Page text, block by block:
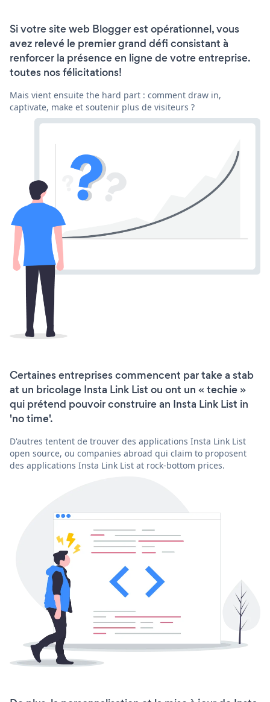
Si votre site web Blogger est opérationnel, vous
avez relevé le premier grand défi consistant à
renforcer la présence en ligne de votre entreprise.
toutes nos félicitations!
Mais vient ensuite the hard part : comment draw in,
captivate, make et soutenir plus de visiteurs ?
Certaines entreprises commencent par take a stab
at un bricolage Insta Link List ou ont un « techie »
qui prétend pouvoir construire an Insta Link List in
'no time'.
D'autres tentent de trouver des applications Insta Link List
open source, ou companies abroad qui claim to proposent
des applications Insta Link List at rock-bottom prices.